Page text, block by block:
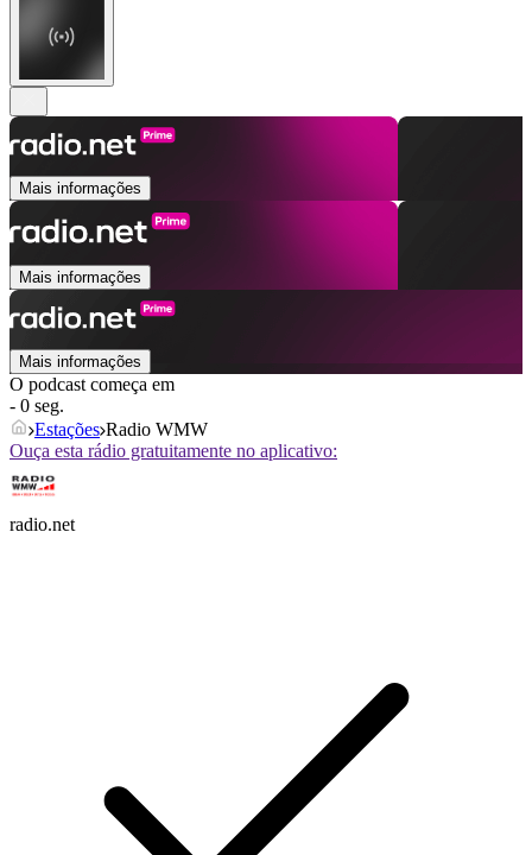
Mais informações
Mais informações
Mais informações
O podcast começa em
- 0 seg.
Estações Radio WMW
Ouça esta rádio gratuitamente no aplicativo:
radio.net